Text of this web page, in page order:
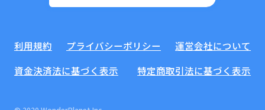
利用規約 プライバシーポリシー
運営会社について
資金決済法に基づく表示
特定商取引法に基づく表示